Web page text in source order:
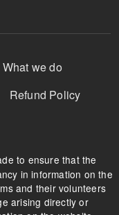
What we do
Refund Policy
to ensure that the
in information on the
and their volunteers
arising directly or